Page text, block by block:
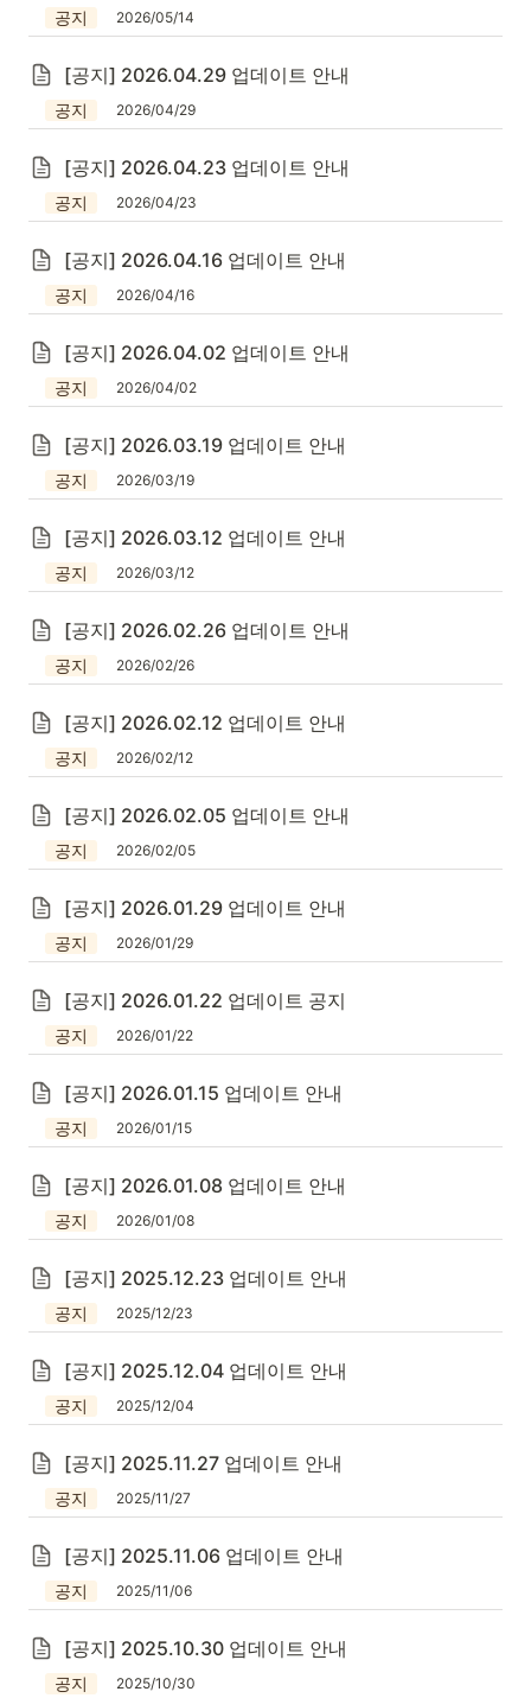
공지 2026/05/14
[공지] 2026.04.29 업데이트 안내
공지 2026/04/29
[공지] 2026.04.23 업데이트 안내
공지 2026/04/23
[공지] 2026.04.16 업데이트 안내
공지 2026/04/16
[공지] 2026.04.02 업데이트 안내
공지 2026/04/02
[공지] 2026.03.19 업데이트 안내
공지 2026/03/19
[공지] 2026.03.12 업데이트 안내
공지 2026/03/12
[공지] 2026.02.26 업데이트 안내
공지 2026/02/26
[공지] 2026.02.12 업데이트 안내
공지 2026/02/12
[공지] 2026.02.05 업데이트 안내
공지 2026/02/05
[공지] 2026.01.29 업데이트 안내
공지 2026/01/29
[공지] 2026.01.22 업데이트 공지
공지 2026/01/22
[공지] 2026.01.15 업데이트 안내
공지 2026/01/15
[공지] 2026.01.08 업데이트 안내
공지 2026/01/08
[공지] 2025.12.23 업데이트 안내
공지 2025/12/23
[공지] 2025.12.04 업데이트 안내
공지 2025/12/04
[공지] 2025.11.27 업데이트 안내
공지 2025/11/27
[공지] 2025.11.06 업데이트 안내
공지 2025/11/06
[공지] 2025.10.30 업데이트 안내
공지 2025/10/30